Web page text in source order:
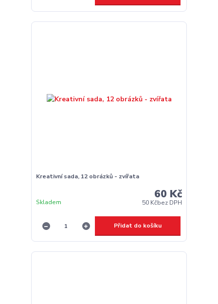
Kreativní sada, 12 obrázků - zvířata
60 Kč
50 Kčbez DPH
Skladem
Přidat do košíku